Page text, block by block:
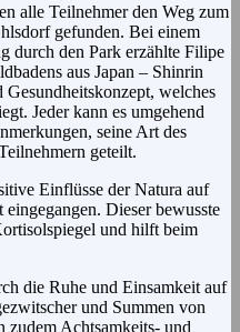
alle Teilnehmer den Weg zum
gefunden. Bei einem
durch den Park erzählte Filipe
aus Japan – Shinrin
welches
Jeder kann es umgehend
seine Art des
geteilt.
Einflüsse der Natura auf
Dieser bewusste
und hilft beim
die Ruhe und Einsamkeit auf
und Summen von
zudem Achtsamkeits- und